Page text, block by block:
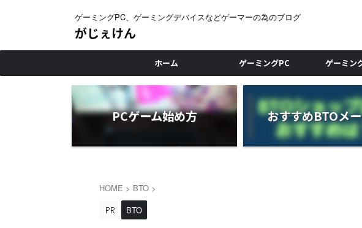
ゲーミングPC、ゲーミングデバイスなどゲーマーの為のブログ
がじぇけん
ホーム ゲーミングPC ゲーミン
PCゲーム始め方 おすすめBTOメ
HOME > BTO >
BTO